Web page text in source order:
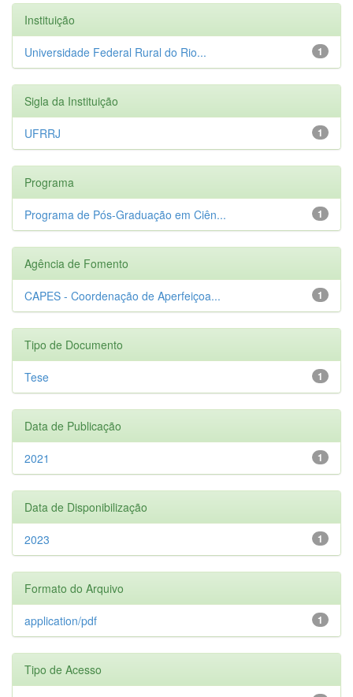
Instituição
1
Universidade Federal Rural do Rio...
Sigla da Instituição
1
UFRRJ
Programa
1
Programa de Pós-Graduação em Ciên...
Agência de Fomento
1
CAPES - Coordenação de Aperfeiçoa...
Tipo de Documento
1
Tese
Data de Publicação
1
2021
Data de Disponibilização
1
2023
Formato do Arquivo
1
application/pdf
Tipo de Acesso